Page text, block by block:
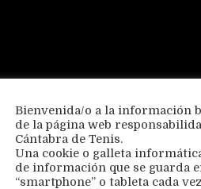
Bienvenida/o a la información
de la página web
Cántabra de Tenis.
Una cookie o galleta
de información que se guarda
“smartphone” o tableta cada